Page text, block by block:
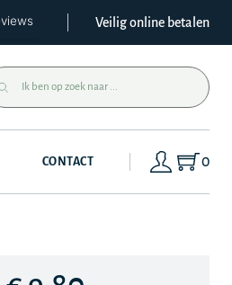
Veilig online betalen
CONTACT 0